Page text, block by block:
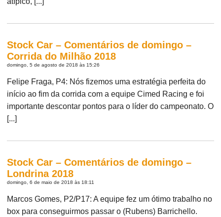
Stock Car – Comentários de domingo –
Corrida do Milhão 2018
domingo, 5 de agosto de 2018 às 15:26
Felipe Fraga, P4: Nós fizemos uma estratégia perfeita do
início ao fim da corrida com a equipe Cimed Racing e foi
importante descontar pontos para o líder do campeonato. O
[...]
Stock Car – Comentários de domingo –
Londrina 2018
domingo, 6 de maio de 2018 às 18:11
Marcos Gomes, P2/P17: A equipe fez um ótimo trabalho no
box para conseguirmos passar o (Rubens) Barrichello.